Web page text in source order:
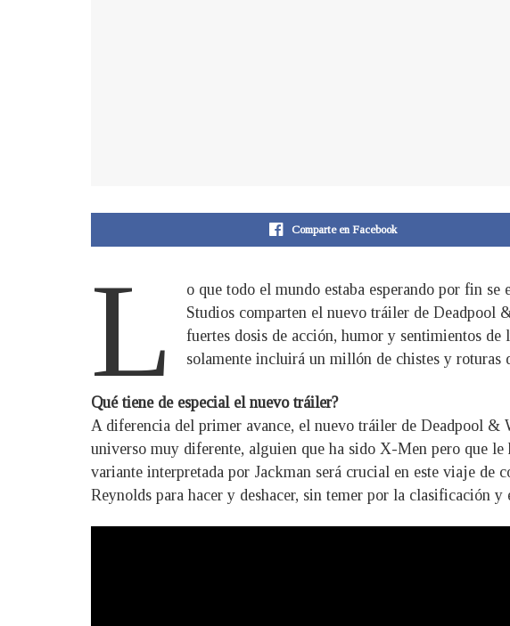
Comparte en Facebook
L
o que todo el mundo estaba esperando por fin
Studios comparten el nuevo tráiler de Deadpool
fuertes dosis de acción, humor y sentimientos de
solamente incluirá un millón de chistes y
Qué tiene de especial el nuevo tráiler?
A diferencia del primer avance, el nuevo tráiler de Deadpool &
universo muy diferente, alguien que ha sido X-Men pero que
variante interpretada por Jackman será crucial en este viaje de
Reynolds para hacer y deshacer, sin temer por la clasificación